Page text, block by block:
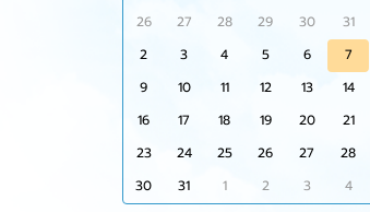
26
27 28 29 30 31
2
3 4 5 6 7
9
10 11 12 13 14
16
17 18 19 20 21
23
24 25 26 27 28
30
31 1 2 3 4